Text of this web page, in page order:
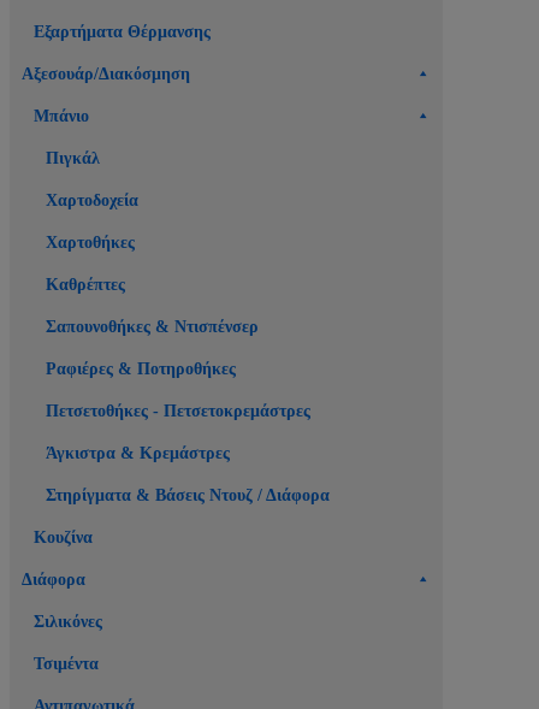
Εξαρτήματα Θέρμανσης
Αξεσουάρ/Διακόσμηση
Μπάνιο
Πιγκάλ
Χαρτοδοχεία
Χαρτοθήκες
Καθρέπτες
Σαπουνοθήκες & Ντισπένσερ
Ραφιέρες & Ποτηροθήκες
Πετσετοθήκες - Πετσετοκρεμάστρες
Άγκιστρα & Κρεμάστρες
Στηρίγματα & Βάσεις Ντουζ / Διάφορα
Κουζίνα
Διάφορα
Σιλικόνες
Τσιμέντα